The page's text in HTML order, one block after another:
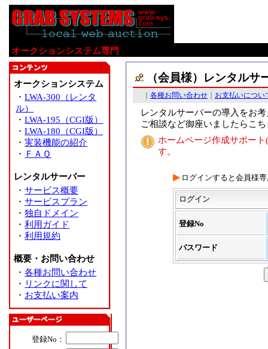
オークションシステム専門
オークションシステム
・LWA-300（レンタ
ル）
・LWA-195（CGI版）
・LWA-180（CGI版）
・実装機能の紹介
・
ＦＡＱ
レンタルサーバー
・サービス概要
・サービスプラン
・独自ドメイン
・利用ガイド
・利用規約
概要・お問い合わせ
・各種お問い合わせ
・ リンクに関して
・ お支払い案内
登録No：
（会員様）レンタル
｜ 各種お問い合わせ ｜ お支払いについ
レンタルサーバーの導入をお
ご相談など御座いましたらこ
ホームページ作成サポー
す。
▶ ログインすると会員様
ログイン
登録No
パスワード